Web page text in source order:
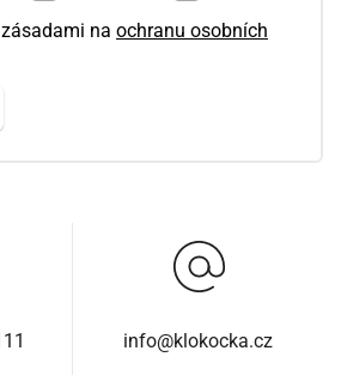
na ochranu osobních
info@klokocka.cz